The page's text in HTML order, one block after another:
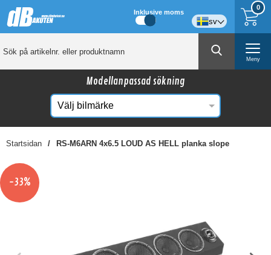
0
Inklusive moms
sv
Meny
Modellanpassad sökning
Startsidan RS-M6ARN 4x6.5 LOUD AS HELL planka slope
Kanske någon av dessa produkter kan intressera
-33%